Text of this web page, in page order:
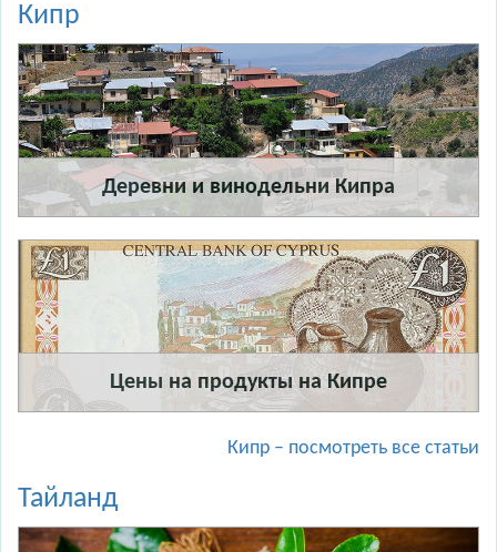
Кипр
Деревни и винодельни Кипра
Цены на продукты на Кипре
Кипр – посмотреть все статьи
Тайланд